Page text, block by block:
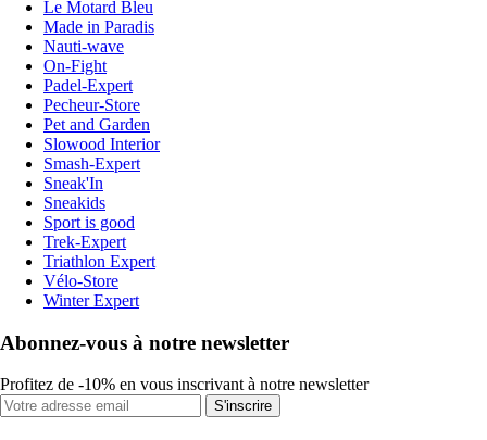
Le Motard Bleu
Made in Paradis
Nauti-wave
On-Fight
Padel-Expert
Pecheur-Store
Pet and Garden
Slowood Interior
Smash-Expert
Sneak'In
Sneakids
Sport is good
Trek-Expert
Triathlon Expert
Vélo-Store
Winter Expert
Abonnez-vous à notre newsletter
Profitez de -10% en vous inscrivant à notre newsletter
S'inscrire